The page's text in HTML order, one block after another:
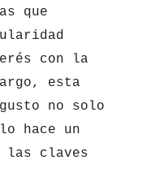
que
con la
esta
no solo
hace un
las claves